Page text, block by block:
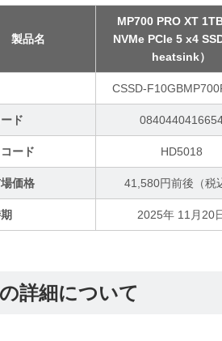
製品名
MP700 PRO XT
NVMe PCIe 5 x4
heatsink）
CSSD-
ド
ード HD5018
価格 41,580円前後（税
2025年 11月20
詳細について